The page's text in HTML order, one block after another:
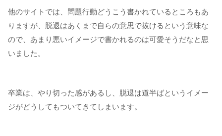
他のサイトでは、問題行動どうこう書かれているところもあ
りますが、脱退はあくまで自らの意思で抜けるという意味な
ので、あまり悪いイメージで書かれるのは可愛そうだなと思
いました。
卒業は、やり切った感があるし、脱退は道半ばというイメー
ジがどうしてもついてきてしまいます。